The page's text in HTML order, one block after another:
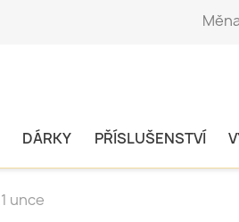
DÁRKY PŘÍSLUŠENSTVÍ
1 unce